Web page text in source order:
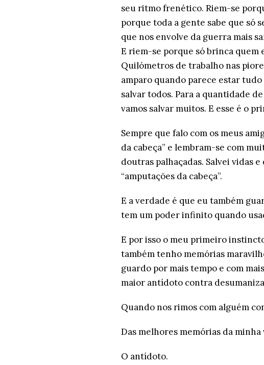
seu ritmo frenético. Riem-se
porque toda a gente sabe que só
que nos envolve da guerra mais
E riem-se porque só brinca quem
Quilómetros de trabalho nas
amparo quando parece estar
salvar todos. Para a quantidade
vamos salvar muitos. E esse é o
Sempre que falo com os meus
da cabeça” e lembram-se com
doutras palhaçadas. Salvei vidas
“amputações da cabeça”.
E a verdade é que eu também
tem um poder infinito quando
E por isso o meu primeiro
também tenho memórias
guardo por mais tempo e com
maior antídoto contra
Quando nos rimos com alguém
Das melhores memórias da
O antídoto.